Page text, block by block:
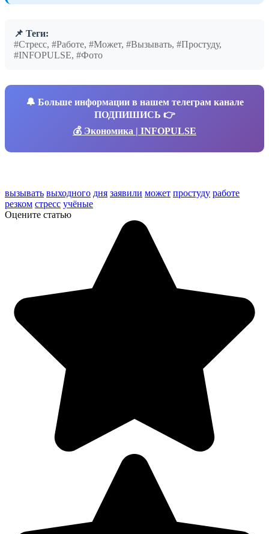
📌 Теги:
#Стресс, #Работе, #Может, #Вызывать, #Простуду,
#INFOPULSE, #Фото
🔔 Больше информации в нашем телеграм канале
ПОДПИШИСЬ 👉
💰 Экономика | INFOPULSE
вызывать выходного дня заявили может простуду работе
резком стресс учёные
Оцените статью